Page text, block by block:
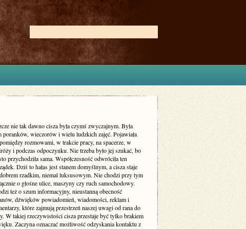
nie tak dawno cisza była czymś zwyczajnym. Była
poranków, wieczorów i wielu ludzkich zajęć. Pojawiała
rozmowami, w trakcie pracy, na spacerze, w
i podczas odpoczynku. Nie trzeba było jej szukać, bo
przychodziła sama. Współczesność odwróciła ten
Dziś to hałas jest stanem domyślnym, a cisza staje
rzadkim, niemal luksusowym. Nie chodzi przy tym
o głośne ulice, maszyny czy ruch samochodowy.
też o szum informacyjny, nieustanną obecność
dźwięków powiadomień, wiadomości, reklam i
które zajmują przestrzeń naszej uwagi od rana do
W takiej rzeczywistości cisza przestaje być tylko brakiem
Zaczyna oznaczać możliwość odzyskania kontaktu z